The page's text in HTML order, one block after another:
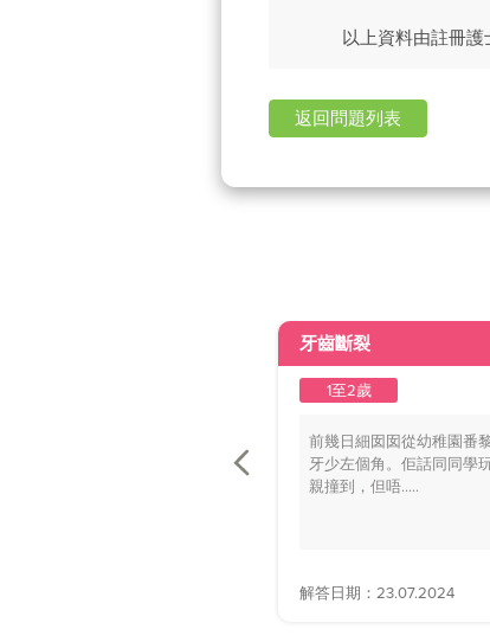
以上資料由註冊
返回問題列表
牙齒斷裂
1至2歲
前幾日細囡囡從幼稚園番
牙少左個角。佢話同同學
親撞到，但唔.....
解答日期：23.07.2024